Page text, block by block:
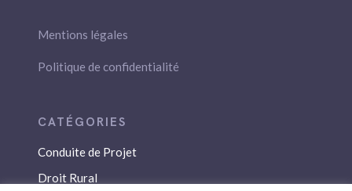
Mentions légales
Politique de confidentialité
Conduite de Projet
Droit Rural